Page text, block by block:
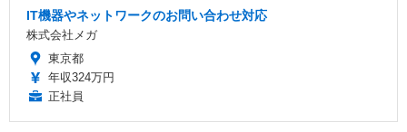
IT機器やネットワークのお問い合わせ対応
株式会社メガ
東京都
年収324万円
正社員